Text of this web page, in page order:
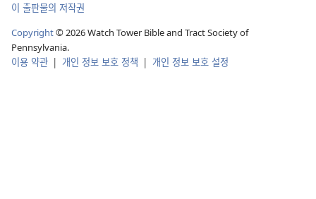
이 출판물의 저작권
Copyright© 2026Watch Tower Bible and Tract Society of
Pennsylvania.
이용 약관 | 개인 정보 보호 정책 | 개인 정보 보호 설정